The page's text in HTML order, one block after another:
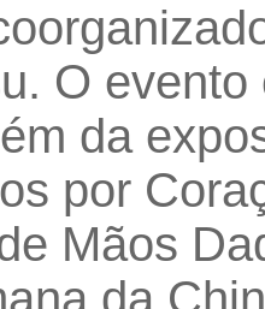
O
da
por
Mãos
da